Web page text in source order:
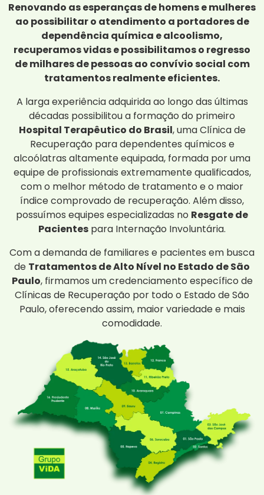
Renovando as esperanças de homens e mulheres
ao possibilitar o atendimento a portadores de
dependência química e alcoolismo,
recuperamos vidas e possibilitamos o regresso
de milhares de pessoas ao convívio social com
tratamentos realmente eficientes.
A larga experiência adquirida ao longo das últimas
décadas possibilitou a formação do primeiro
Hospital Terapêutico do Brasil, uma Clínica de
Recuperação para dependentes químicos e
alcoólatras altamente equipada, formada por uma
equipe de profissionais extremamente qualificados,
com o melhor método de tratamento e o maior
índice comprovado de recuperação. Além disso,
possuímos equipes especializadas no Resgate de
Pacientes para Internação Involuntária.
Com a demanda de familiares e pacientes em busca
de Tratamentos de Alto Nível no Estado de São
Paulo, firmamos um credenciamento específico de
Clínicas de Recuperação por todo o Estado de São
Paulo, oferecendo assim, maior variedade e mais
comodidade.